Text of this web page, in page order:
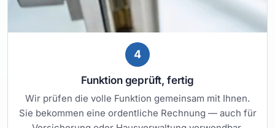
4
Funktion geprüft, fertig
Wir prüfen die volle Funktion gemeinsam mit Ihnen.
Sie bekommen eine ordentliche Rechnung — auch für